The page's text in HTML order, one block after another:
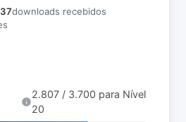
downloads recebidos
2.807 / 3.700 para Nível
20